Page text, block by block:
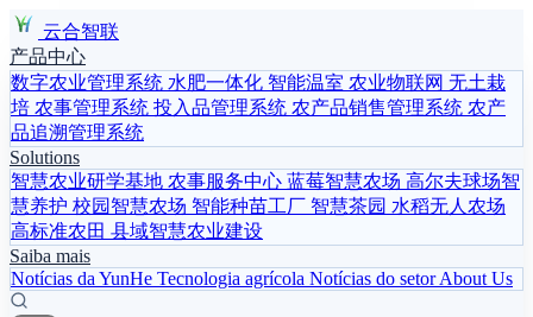
云合智联
产品中心
数字农业管理系统 水肥一体化 智能温室 农业物联网 无土栽
培 农事管理系统 投入品管理系统 农产品销售管理系统 农产
品追溯管理系统
Solutions
智慧农业研学基地 农事服务中心 蓝莓智慧农场 高尔夫球场智
慧养护 校园智慧农场 智能种苗工厂 智慧茶园 水稻无人农场
高标准农田 县域智慧农业建设
Saiba mais
Notícias da YunHe Tecnologia agrícola Notícias do setorAbout Us